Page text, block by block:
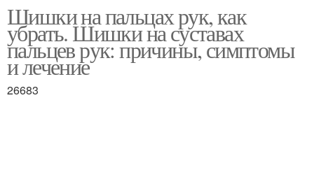
Шишки на пальцах рук, как
убрать. Шишки на суставах
пальцев рук: причины, симптомы
и лечение
26683